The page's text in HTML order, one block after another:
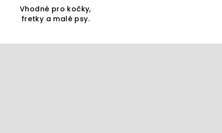
Vhodné pro kočky,
fretky a malé psy.